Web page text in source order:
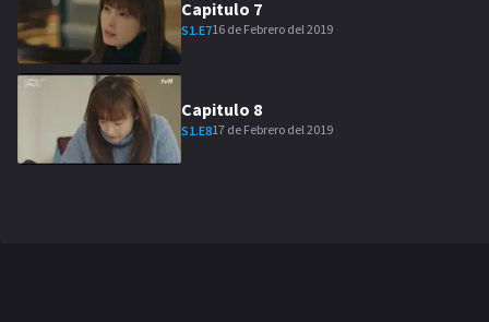
Capitulo 7
S1.E716 de Febrero del 2019
Capitulo 8
S1.E817 de Febrero del 2019